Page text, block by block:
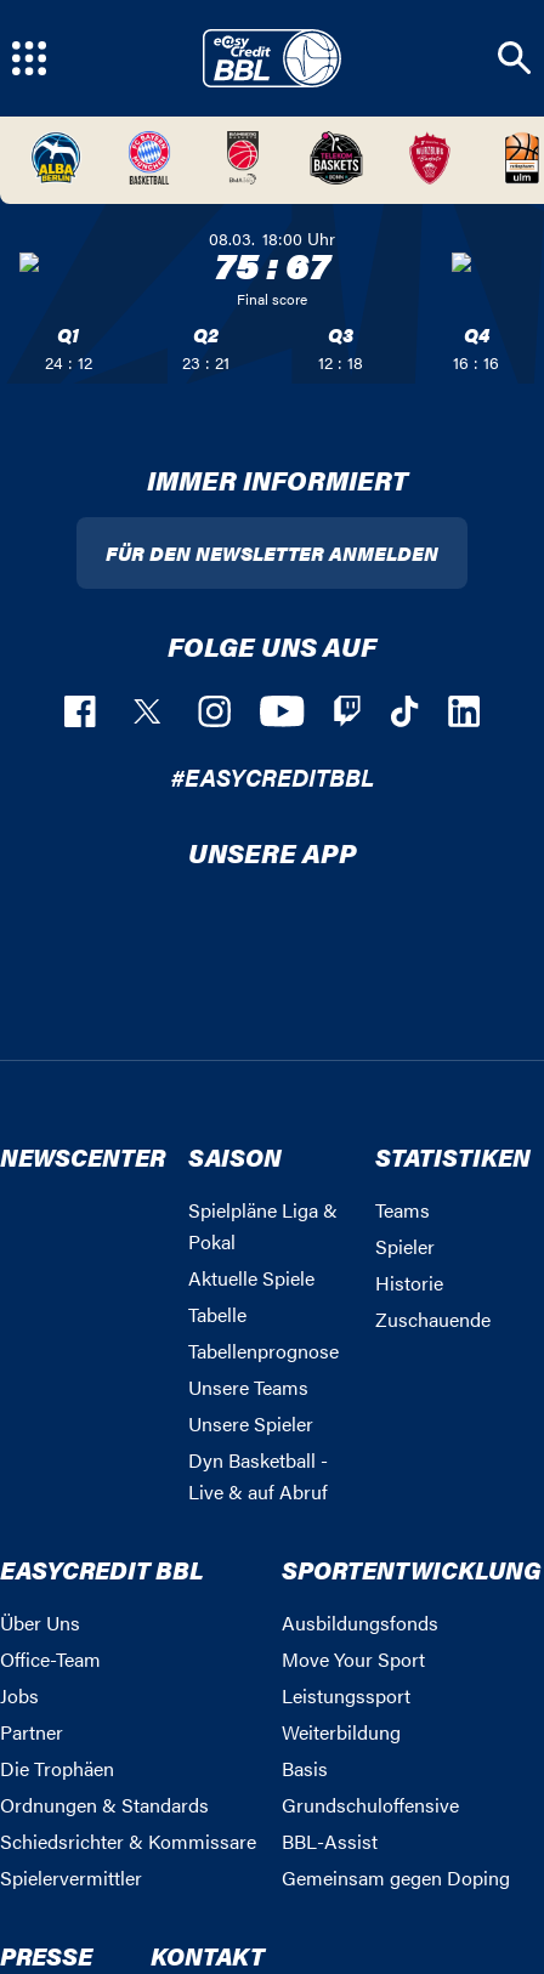
08.03. 18:00 Uhr
75:67
Final score
Q1
24 : 12
Q2
23 : 21
Q3
12 : 18
Q4
16 : 16
IMMER INFORMIERT
FÜR DEN NEWSLETTER ANMELDEN
FOLGE UNS AUF
#EASYCREDITBBL
UNSERE APP
NEWSCENTER SAISON
Spielpläne Liga &
Pokal
Aktuelle Spiele
Tabelle
Tabellenprognose
Unsere Teams
Unsere Spieler
Dyn Basketball -
Live & auf Abruf
STATISTIKEN
Teams
Spieler
Historie
Zuschauende
EASYCREDIT BBL
Über Uns
Office-Team
Jobs
Partner
Die Trophäen
Ordnungen & Standards
Schiedsrichter & Kommissare
Spielervermittler
SPORTENTWICKLUNG
Ausbildungsfonds
Move Your Sport
Leistungssport
Weiterbildung
Basis
Grundschuloffensive
BBL-Assist
Gemeinsam gegen Doping
PRESSE KONTAKT